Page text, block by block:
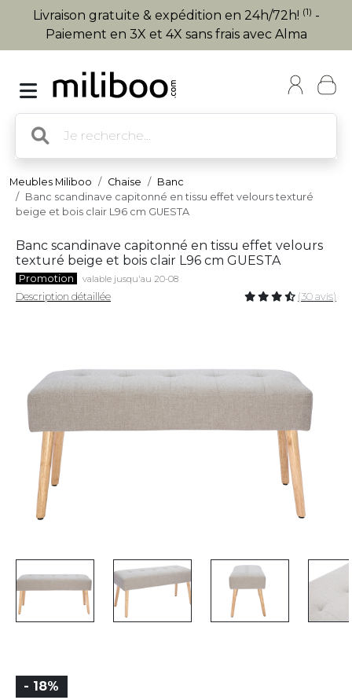
Livraison gratuite & expédition en 24h/72h! (1) -
Paiement en 3X et 4X sans frais avec Alma
Meubles Miliboo Chaise
Banc
Banc scandinave capitonné en tissu effet velours texturé
beige et bois clair L96 cm GUESTA
Banc scandinave capitonné en tissu effet velours
texturé beige et bois clair L96 cm GUESTA
Promotion valable jusqu'au 20-08
Description détaillée (30 avis)
- 18%